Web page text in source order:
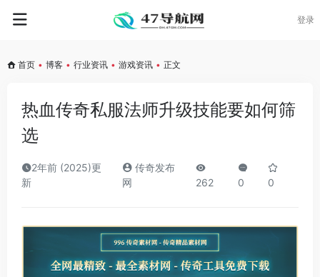
登录
首页 • 博客 • 行业资讯 • 游戏资讯 • 正文
热血传奇私服法师升级技能要如何筛
选
2年前 (2025)更
新
传奇发布
网
262 0 0